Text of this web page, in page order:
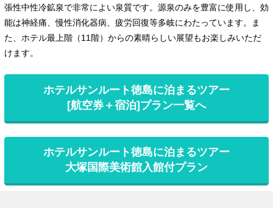
張性中性冷鉱泉で非常によい泉質です。源泉のみを豊富に使用し、効
能は神経痛、慢性消化器病、疲労回復等多岐にわたっています。ま
た、ホテル最上階（11階）からの素晴らしい展望もお楽しみいただ
けます。
ホテルサンルート徳島に泊まるツアー
[航空券＋宿泊]プラン一覧へ
ホテルサンルート徳島に泊まるツアー
大塚国際美術館入館付プラン